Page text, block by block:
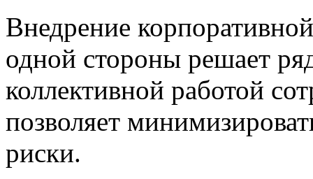
Внедрение
одной стороны решает
коллективной работой
позволяет
риски.